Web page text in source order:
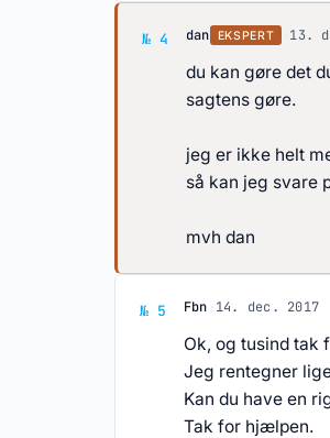
№ 4 Svar af dan
dan EKSPERT 13.
du kan gøre det
sagtens gøre.
jeg er ikke helt
så kan jeg svare
mvh dan
№ 5 Svar af Fbn
Fbn · 14. dec. 2017
Ok, og tusind tak
Jeg rentegner
Kan du have en
Tak for hjælpen.